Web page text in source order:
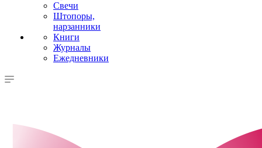
Свечи
Штопоры,
нарзанники
Книги
Журналы
Ежедневники